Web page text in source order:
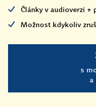
Články v audioverzi +
Možnost kdykoliv
s
a